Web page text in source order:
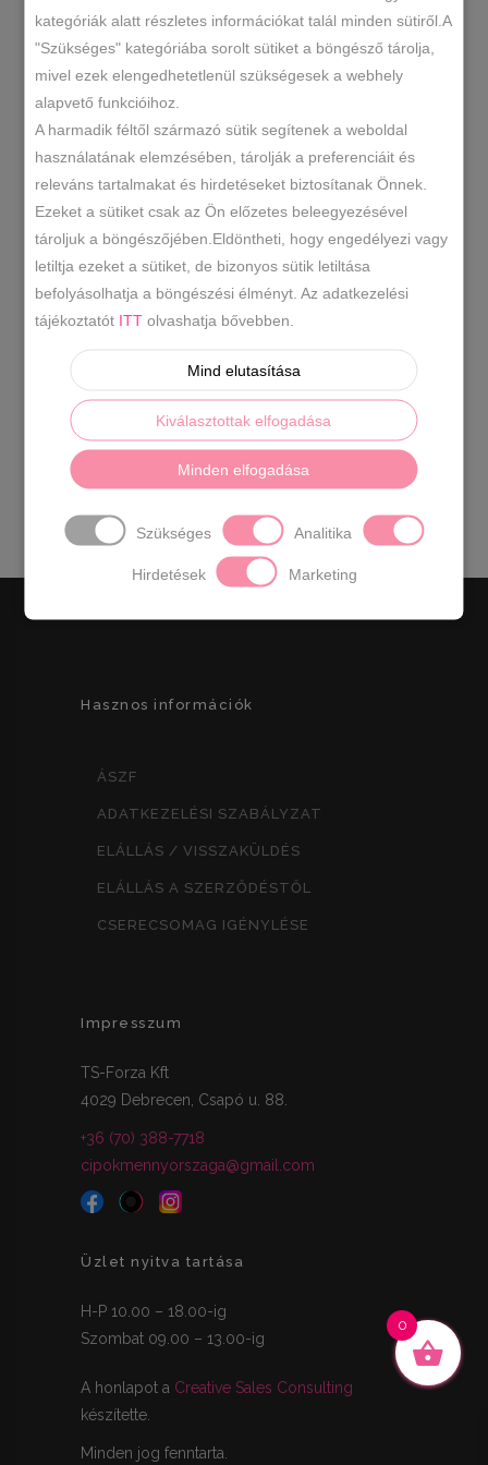
Rose gold gumipántos szandál
Hasznos információk
ÁSZF
ADATKEZELÉSI SZABÁLYZAT
ELÁLLÁS / VISSZAKÜLDÉS
ELÁLLÁS A SZERZŐDÉSTŐL
CSERECSOMAG IGÉNYLÉSE
Impresszum
TS-Forza Kft
4029 Debrecen, Csapó u. 88.
+36 (70) 388-7718
cipokmennyorszaga@gmail.com
Üzlet nyitva tartása
H-P 10.00 – 18.00-ig
Szombat 09.00 – 13.00-ig
A honlapot a Creative Sales Consulting
készítette.
Minden jog fenntarta.
kategóriák alatt részletes információkat talál minden sütiről.A
"Szükséges" kategóriába sorolt sütiket a böngésző tárolja,
mivel ezek elengedhetetlenül szükségesek a webhely
alapvető funkcióihoz.
A harmadik féltől származó sütik segítenek a weboldal
használatának elemzésében, tárolják a preferenciáit és
releváns tartalmakat és hirdetéseket biztosítanak Önnek.
Ezeket a sütiket csak az Ön előzetes beleegyezésével
tároljuk a böngészőjében.Eldöntheti, hogy engedélyezi vagy
letiltja ezeket a sütiket, de bizonyos sütik letiltása
befolyásolhatja a böngészési élményt. Az adatkezelési
tájékoztatót ITT olvashatja bővebben.
Mind elutasítása
Kiválasztottak elfogadása
Minden elfogadása
Szükséges Analitika
Hirdetések Marketing
0